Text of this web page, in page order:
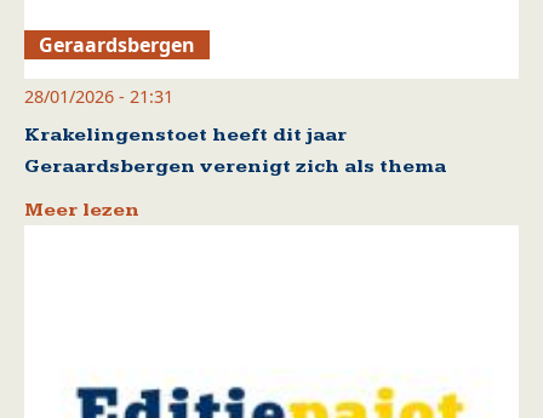
Geraardsbergen
28/01/2026 - 21:31
Krakelingenstoet heeft dit jaar
Geraardsbergen verenigt zich als thema
Meer lezen